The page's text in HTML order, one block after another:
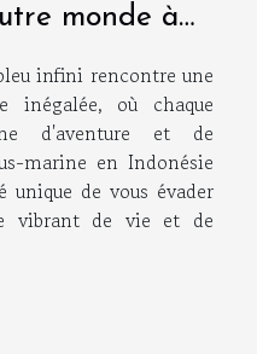
monde à
infini rencontre une
inégalée, où chaque
d'aventure et de
marine en Indonésie
unique de vous évader
vibrant de vie et de